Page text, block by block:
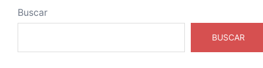
Buscar
BUSCAR